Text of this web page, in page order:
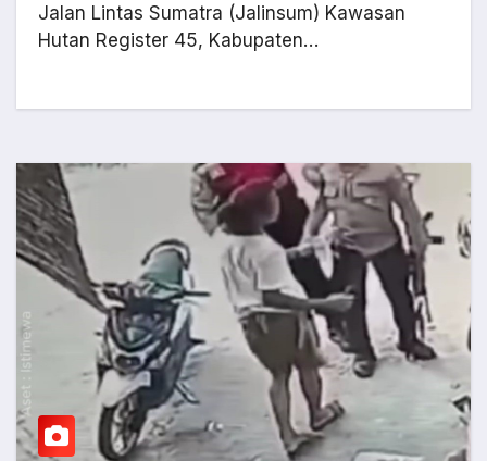
Jalan Lintas Sumatra (Jalinsum) Kawasan
Hutan Register 45, Kabupaten…